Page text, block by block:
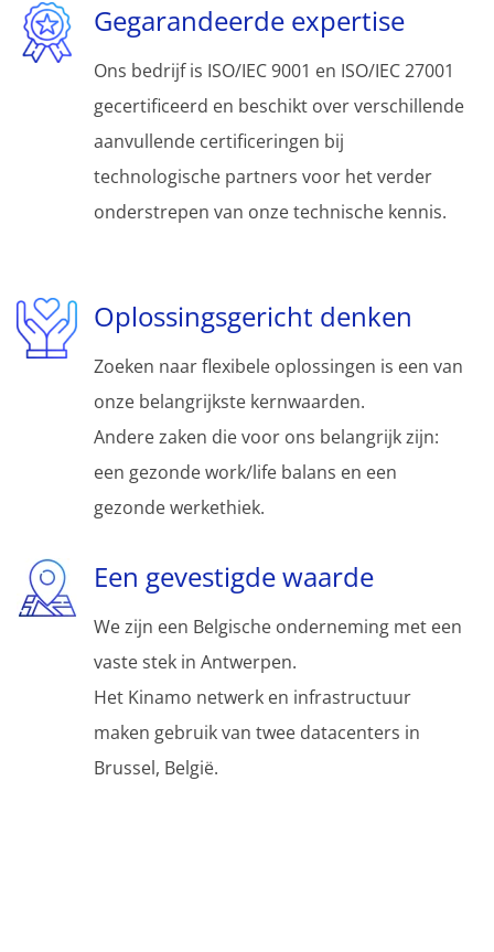
Gegarandeerde expertise
Ons bedrijf is ISO/IEC 9001 en ISO/IEC 27001
gecertificeerd en beschikt over verschillende
aanvullende certificeringen bij
technologische partners voor het verder
onderstrepen van onze technische kennis.
Oplossingsgericht denken
Zoeken naar flexibele oplossingen is een van
onze belangrijkste kernwaarden.
Andere zaken die voor ons belangrijk zijn:
een gezonde work/life balans en een
gezonde werkethiek.
Een gevestigde waarde
We zijn een Belgische onderneming met een
vaste stek in Antwerpen.
Het Kinamo netwerk en infrastructuur
maken gebruik van twee datacenters in
Brussel, België.